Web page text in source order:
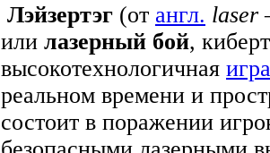
Лэйзертэг (от англ. laser
или лазерный бой,
высокотехнологичная игра
реальном времени и
состоит в поражении